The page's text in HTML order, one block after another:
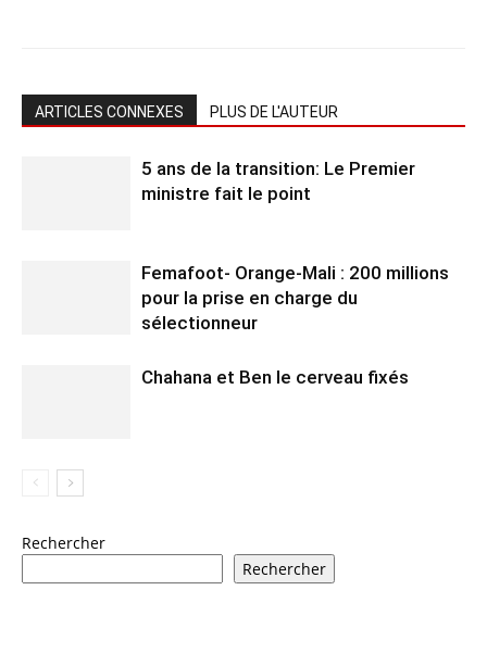
ARTICLES CONNEXES PLUS DE L'AUTEUR
5 ans de la transition: Le Premier
ministre fait le point
Femafoot- Orange-Mali : 200 millions
pour la prise en charge du
sélectionneur
Chahana et Ben le cerveau fixés
Rechercher
Rechercher